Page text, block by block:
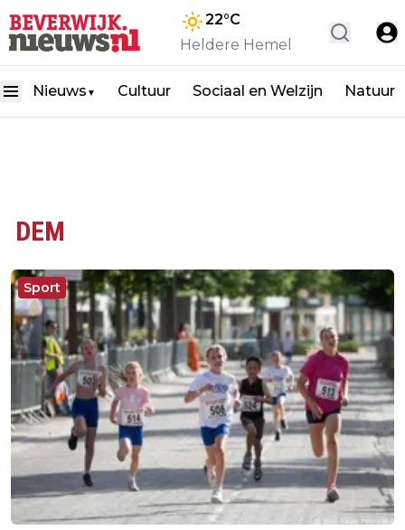
22°C
Heldere Hemel
Nieuws ▼ Cultuur Sociaal en Welzijn Natuur
DEM
Sport